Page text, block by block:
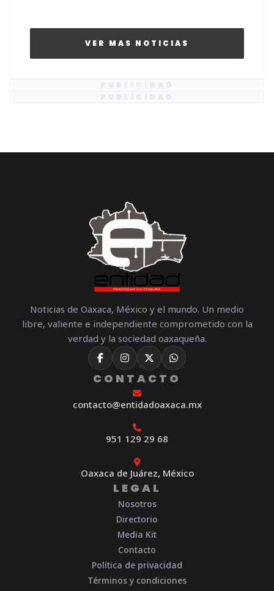
VER MAS NOTICIAS
Noticias de Oaxaca, México y el mundo. Un medio
libre, valiente e independiente comprometido con la
verdad y la sociedad oaxaqueña.
CONTACTO
contacto@entidadoaxaca.mx
951 129 29 68
Oaxaca de Juárez, México
LEGAL
Nosotros
Directorio
Media Kit
Contacto
Política de privacidad
Términos y condiciones